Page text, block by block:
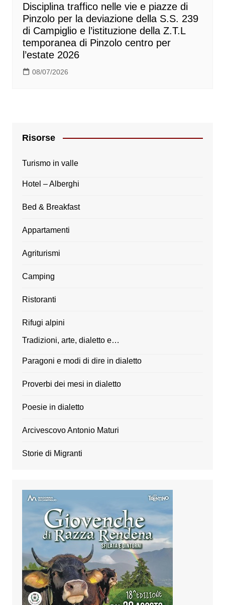
Disciplina traffico nelle vie e piazze di
Pinzolo per la deviazione della S.S. 239
di Campiglio e l’istituzione della Z.T.L
temporanea di Pinzolo centro per
l’estate 2026
08/07/2026
Risorse
Turismo in valle
Hotel – Alberghi
Bed & Breakfast
Appartamenti
Agriturismi
Camping
Ristoranti
Rifugi alpini
Tradizioni, arte, dialetto e…
Paragoni e modi di dire in dialetto
Proverbi dei mesi in dialetto
Poesie in dialetto
Arcivescovo Antonio Maturi
Storie di Migranti